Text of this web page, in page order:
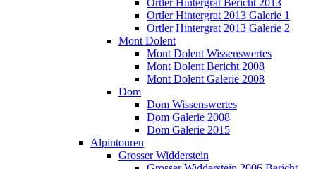
Ortler Hintergrat Bericht 2013
Ortler Hintergrat 2013 Galerie 1
Ortler Hintergrat 2013 Galerie 2
Mont Dolent
Mont Dolent Wissenswertes
Mont Dolent Bericht 2008
Mont Dolent Galerie 2008
Dom
Dom Wissenswertes
Dom Galerie 2008
Dom Galerie 2015
Alpintouren
Grosser Widderstein